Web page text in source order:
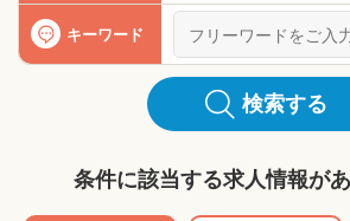
キーワード
検索する
条件に該当する求人情報があ